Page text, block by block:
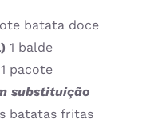
batata doce
1 balde
pacote
substituição
batatas fritas